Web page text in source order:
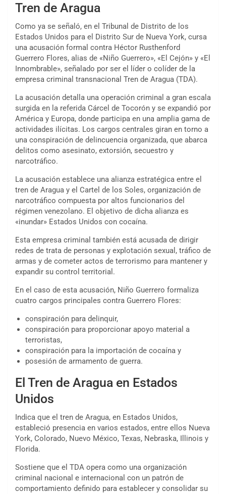
Tren de Aragua
Como ya se señaló, en el Tribunal de Distrito de los
Estados Unidos para el Distrito Sur de Nueva York, cursa
una acusación formal contra Héctor Rusthenford
Guerrero Flores, alias de «Niño Guerrero», «El Cejón» y «El
Innombrable», señalado por ser el líder o colíder de la
empresa criminal transnacional Tren de Aragua (TDA).
La acusación detalla una operación criminal a gran escala
surgida en la referida Cárcel de Tocorón y se expandió por
América y Europa, donde participa en una amplia gama de
actividades ilícitas. Los cargos centrales giran en torno a
una conspiración de delincuencia organizada, que abarca
delitos como asesinato, extorsión, secuestro y
narcotráfico.
La acusación establece una alianza estratégica entre el
tren de Aragua y el Cartel de los Soles, organización de
narcotráfico compuesta por altos funcionarios del
régimen venezolano. El objetivo de dicha alianza es
«inundar» Estados Unidos con cocaína.
Esta empresa criminal también está acusada de dirigir
redes de trata de personas y explotación sexual, tráfico de
armas y de cometer actos de terrorismo para mantener y
expandir su control territorial.
En el caso de esta acusación, Niño Guerrero formaliza
cuatro cargos principales contra Guerrero Flores:
conspiración para delinquir,
conspiración para proporcionar apoyo material a
terroristas,
conspiración para la importación de cocaína y
posesión de armamento de guerra.
El Tren de Aragua en Estados
Unidos
Indica que el tren de Aragua, en Estados Unidos,
estableció presencia en varios estados, entre ellos Nueva
York, Colorado, Nuevo México, Texas, Nebraska, Illinois y
Florida.
Sostiene que el TDA opera como una organización
criminal nacional e internacional con un patrón de
comportamiento definido para establecer y consolidar su